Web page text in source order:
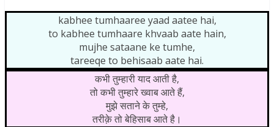
kabhee tumhaaree yaad aatee hai,
to kabhee tumhaare khvaab aate hain,
mujhe sataane ke tumhe,
tareeqe to behisaab aate hai.
कभी तुम्हारी याद आती है,
तो कभी तुम्हारे ख्वाब आते हैं,
मुझे सताने के तुम्हे,
तरीक़े तो बेहिसाब आते है।